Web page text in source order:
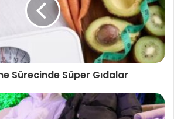
Sürecinde Süper Gıdalar